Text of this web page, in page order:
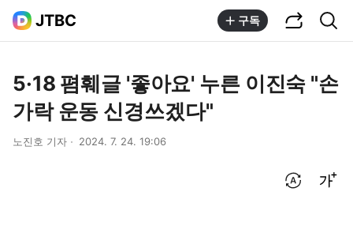
JTBC 구독
5·18 폄훼글 '좋아요' 누른 이진숙 "손
가락 운동 신경쓰겠다"
노진호 기자 2024. 7. 24. 19:06